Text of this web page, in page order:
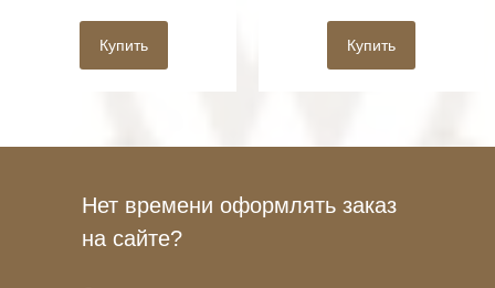
Купить Купить
Нет времени оформлять заказ
на сайте?